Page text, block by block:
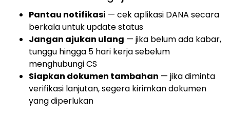
Pantau notifikasi — cek aplikasi DANA secara
berkala untuk update status
Jangan ajukan ulang — jika belum ada kabar,
tunggu hingga 5 hari kerja sebelum
menghubungi CS
Siapkan dokumen tambahan — jika diminta
verifikasi lanjutan, segera kirimkan dokumen
yang diperlukan